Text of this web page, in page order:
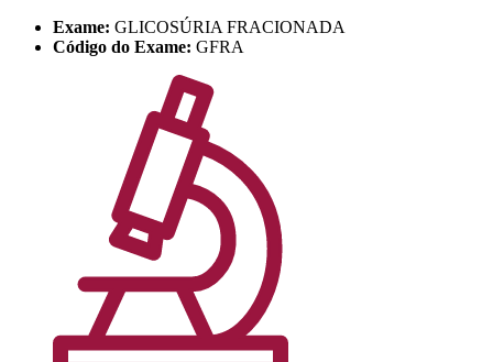
Exame: GLICOSÚRIA FRACIONADA
Código do Exame: GFRA